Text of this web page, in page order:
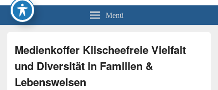
Partnerschaft für Demokratie
Menü
Medienkoffer Klischeefreie Vielfalt
und Diversität in Familien &
Lebensweisen